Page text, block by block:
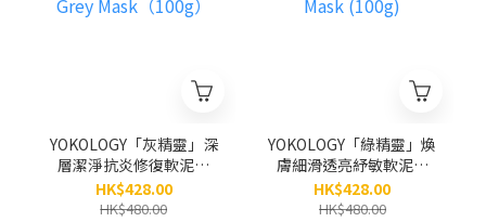
YOKOLOGY「灰精靈」深
層潔淨抗炎修復軟泥膜
Clarifying & Detox Grey
Mask（100g）
HK$428.00
HK$480.00
YOKOLOGY「綠精靈」煥
膚細滑透亮紓敏軟泥膜
Pro Renewing Green
Mask (100g)
HK$428.00
HK$480.00